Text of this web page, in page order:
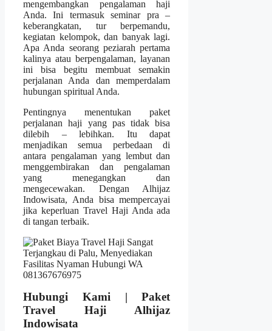
mengembangkan pengalaman haji
Anda. Ini termasuk seminar pra –
keberangkatan, tur berpemandu,
kegiatan kelompok, dan banyak lagi.
Apa Anda seorang peziarah pertama
kalinya atau berpengalaman, layanan
ini bisa begitu membuat semakin
perjalanan Anda dan memperdalam
hubungan spiritual Anda.
Pentingnya menentukan paket
perjalanan haji yang pas tidak bisa
dilebih – lebihkan. Itu dapat
menjadikan semua perbedaan di
antara pengalaman yang lembut dan
menggembirakan dan pengalaman
yang menegangkan dan
mengecewakan. Dengan Alhijaz
Indowisata, Anda bisa mempercayai
jika keperluan Travel Haji Anda ada
di tangan terbaik.
Hubungi Kami | Paket
Travel Haji Alhijaz
Indowisata